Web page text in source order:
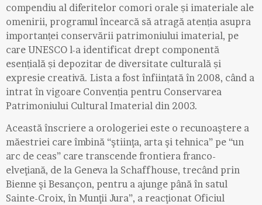
compendiu al diferitelor comori orale și imateriale ale
omenirii, programul încearcă să atragă atenția asupra
importanței conservării patrimoniului imaterial, pe
care UNESCO l-a identificat drept componentă
esențială și depozitar de diversitate culturală⁠ și
expresie creativă. Lista a fost înființată în 2008, când a
intrat în vigoare Convenția pentru Conservarea
Patrimoniului Cultural Imaterial⁠ din 2003.
Această înscriere a orologeriei este o recunoaştere a
măestriei care îmbină “ştiinţa, arta şi tehnica” pe “un
arc de ceas” care transcende frontiera franco-
elveţiană, de la Geneva la Schaffhouse, trecând prin
Bienne şi Besançon, pentru a ajunge până în satul
Sainte-Croix, în Munţii Jura”, a reacţionat Oficiul